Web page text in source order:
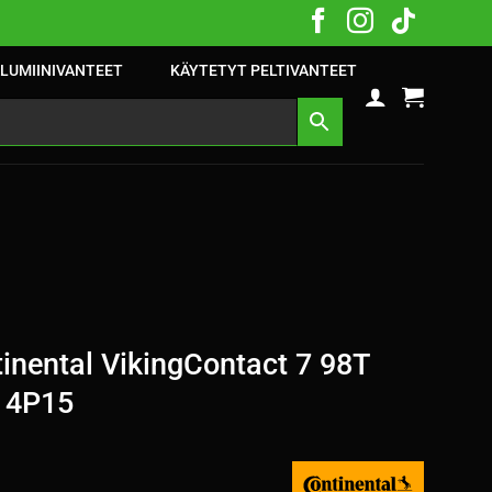
KÄYTETYT PELTIVANTEET
VikingContact 7 98T